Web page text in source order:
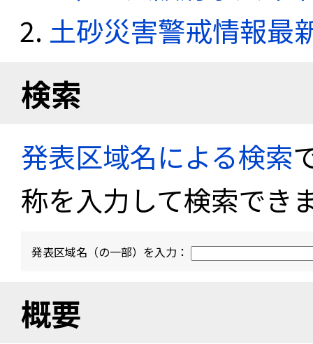
土砂災害警戒情報最
検索
発表区域名による検索
称を入力して検索でき
発表区域名（の一部）を入力：
概要